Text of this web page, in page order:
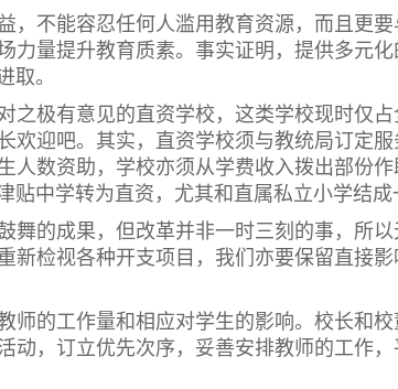
不能容忍任何人滥用教育资源，而且更
量提升教育质素。事实证明，提供多元
。
极有意见的直资学校，这类学校现时仅
迎吧。其实，直资学校须与教统局订定
人数资助，学校亦须从学费收入拨出部份
中学转为直资，尤其和直属私立小学结成
成果，但改革并非一时三刻的事，所以
新检视各种开支项目，我们亦要保留直接
的工作量和相应对学生的影响。校长和
动，订立优先次序，妥善安排教师的工作